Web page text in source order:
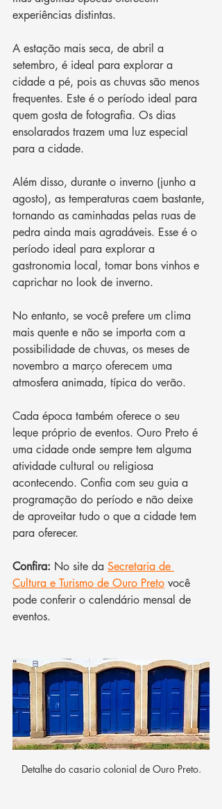
experiências distintas.
A estação mais seca, de abril a
setembro, é ideal para explorar a
cidade a pé, pois as chuvas são menos
frequentes. Este é o período ideal para
quem gosta de fotografia. Os dias
ensolarados trazem uma luz especial
para a cidade.
Além disso, durante o inverno (junho a
agosto), as temperaturas caem bastante,
tornando as caminhadas pelas ruas de
pedra ainda mais agradáveis. Esse é o
período ideal para explorar a
gastronomia local, tomar bons vinhos e
caprichar no look de inverno.
No entanto, se você prefere um clima
mais quente e não se importa com a
possibilidade de chuvas, os meses de
novembro a março oferecem uma
atmosfera animada, típica do verão.
Cada época também oferece o seu
leque próprio de eventos. Ouro Preto é
uma cidade onde sempre tem alguma
atividade cultural ou religiosa
acontecendo. Confia com seu guia a
programação do período e não deixe
de aproveitar tudo o que a cidade tem
para oferecer.
Confira: No site da Secretaria de
Cultura e Turismo de Ouro Preto você
pode conferir o calendário mensal de
eventos.
Detalhe do casario colonial de Ouro Preto.